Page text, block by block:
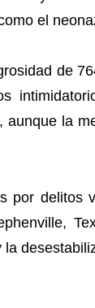
el
de
la
por delitos